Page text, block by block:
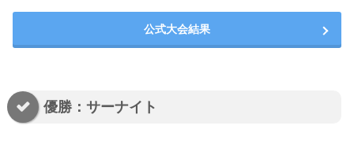
公式大会結果
優勝：サーナイト